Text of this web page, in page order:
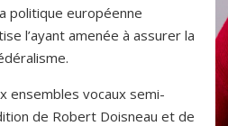
politique européenne
l’ayant amenée à assurer la
ensembles vocaux semi-
de Robert Doisneau et de